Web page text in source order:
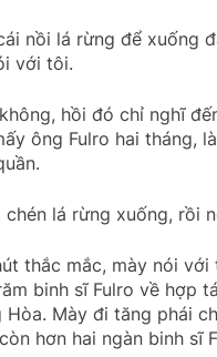
MÙA XUÂN ĐANG TRỞ
3 Years Ago
The Silent Night
3 Years Ago
3 Years Ago
UỐNG RƯỢU MỘT
nồi lá rừng để xuống
với tôi.
hồi đó chỉ nghĩ
ông Fulro hai tháng,
lá rừng xuống, rồi
thắc mắc, mày nói với
binh sĩ Fulro về hợp
Hòa. Mày đi tăng phái
hơn hai ngàn binh sĩ